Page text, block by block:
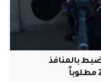
تنفيذ 31 حالة ضبط بالمنافذ